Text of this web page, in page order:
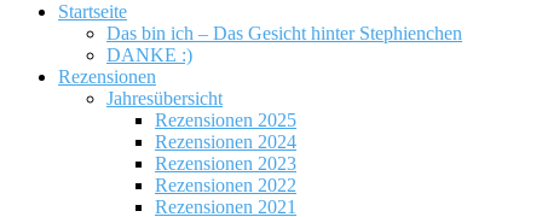
Startseite
Das bin ich – Das Gesicht hinter Stephienchen
DANKE :)
Rezensionen
Jahresübersicht
Rezensionen 2025
Rezensionen 2024
Rezensionen 2023
Rezensionen 2022
Rezensionen 2021